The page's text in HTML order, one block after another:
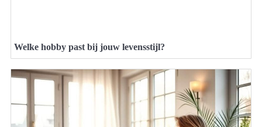
Welke hobby past bij jouw levensstijl?